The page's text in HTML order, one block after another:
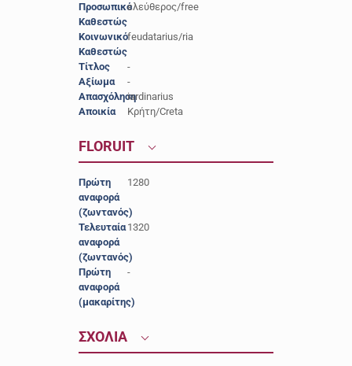
Προσωπικό
Καθεστώς
ελεύθερος/free
Κοινωνικό
Καθεστώς
feudatarius/ria
Τίτλος
-
Αξίωμα
-
Απασχόλησηiardinarius
Αποικία
Κρήτη/Creta
FLORUIT
Πρώτη
αναφορά
(ζωντανός)
1280
Τελευταία
αναφορά
(ζωντανός)
1320
Πρώτη
αναφορά
(μακαρίτης)
-
ΣΧΟΛΙΑ